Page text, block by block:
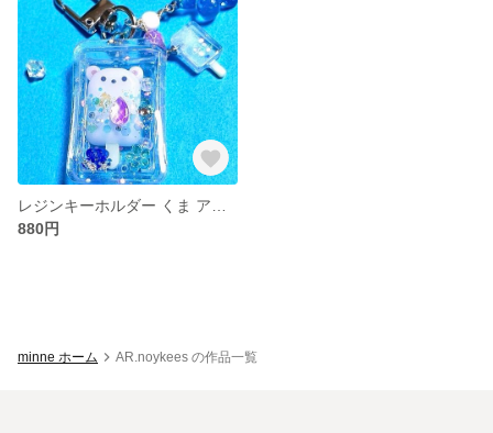
880円
minne ホーム AR.noykees の作品一覧